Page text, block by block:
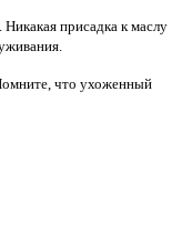
присадка к маслу
что ухоженный